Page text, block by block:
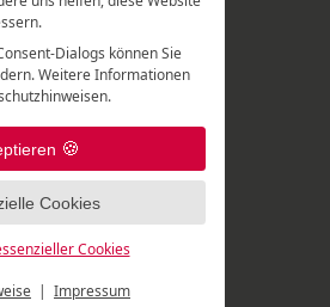
Dialogs können Sie
Weitere Informationen
Cookies
Cookies
Impressum
820
|
67 82 - 507